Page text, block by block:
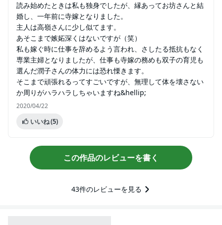
読み始めたときは私も独身でしたが、縁あってお坊さんと結
婚し、一年前に寺嫁となりました。
主人は高嶺さんに少し似てます。
あそこまで嫉妬深くはないですが（笑）
私も嫁ぐ時に仕事を辞めるよう言われ、さしたる抵抗もなく
専業主婦となりましたが、仕事も寺嫁の務めも双子の育児も
選んだ潤子さんの体力には恐れ慄きます。
そこまで頑張れるってすごいですが、無理して体を壊さない
か周りがハラハラしちゃいますね&hellip;
2020/04/22
いいね(5)
この作品のレビューを書く
43件のレビューを見る